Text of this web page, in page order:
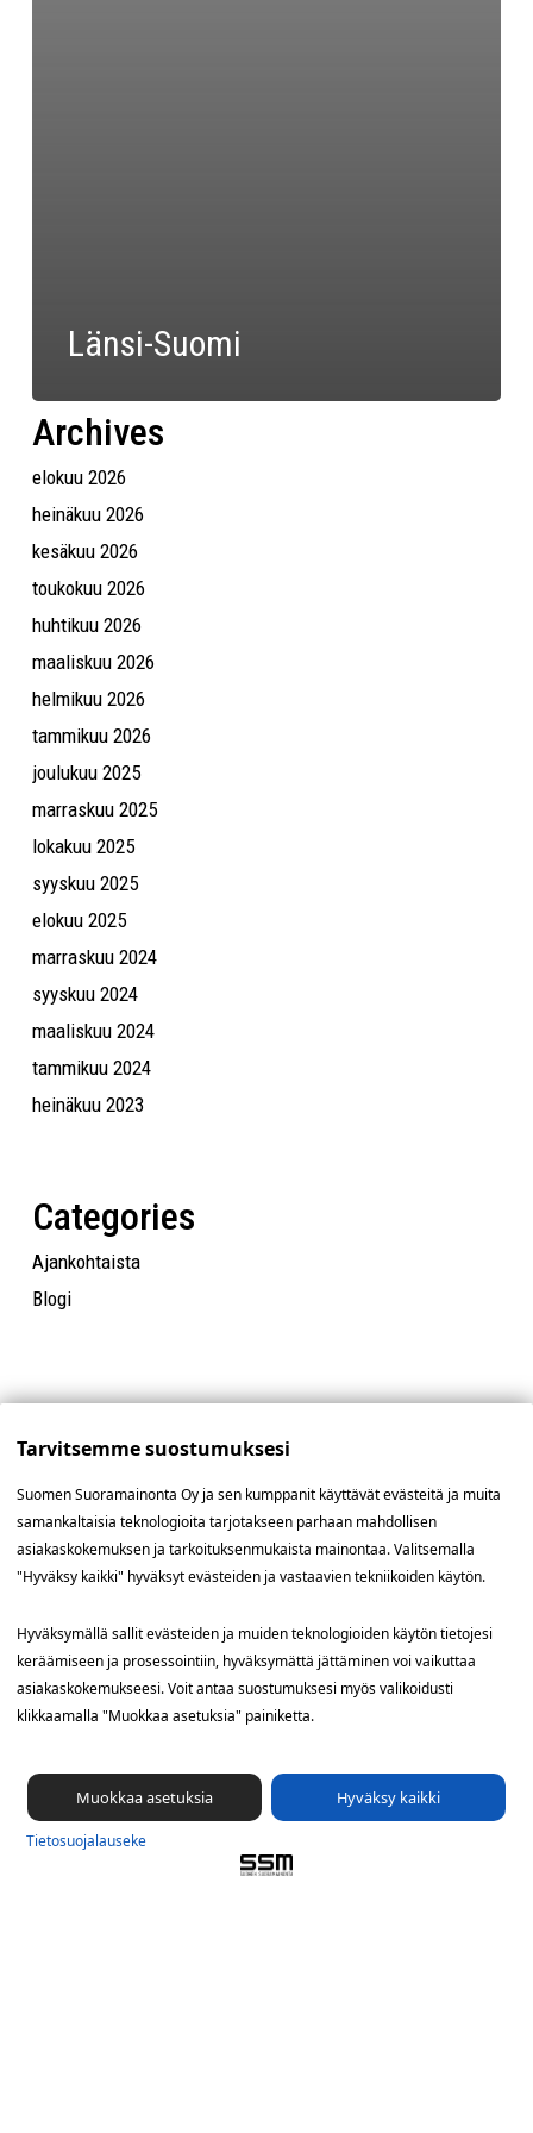
Länsi-Suomi
Archives
elokuu 2026
heinäkuu 2026
kesäkuu 2026
toukokuu 2026
huhtikuu 2026
maaliskuu 2026
helmikuu 2026
tammikuu 2026
joulukuu 2025
marraskuu 2025
lokakuu 2025
syyskuu 2025
elokuu 2025
marraskuu 2024
syyskuu 2024
maaliskuu 2024
tammikuu 2024
heinäkuu 2023
Categories
Ajankohtaista
Blogi
Yhteystiedot
SSM Suomen Suoramainonta
Sähkötie 8, 01510 Vantaa
Tietosuojalauseke
Ilmoituskanava
Tarvitsemme suostumuksesi
Suomen Suoramainonta Oy ja sen kumppanit käyttävät evästeitä ja muita
samankaltaisia teknologioita tarjotakseen parhaan mahdollisen
asiakaskokemuksen ja tarkoituksenmukaista mainontaa. Valitsemalla
"Hyväksy kaikki" hyväksyt evästeiden ja vastaavien tekniikoiden käytön.
Hyväksymällä sallit evästeiden ja muiden teknologioiden käytön tietojesi
keräämiseen ja prosessointiin, hyväksymättä jättäminen voi vaikuttaa
asiakaskokemukseesi. Voit antaa suostumuksesi myös valikoidusti
klikkaamalla "Muokkaa asetuksia" painiketta.
Tietosuoja­lauseke
Muokkaa asetuksia Hyväksy kaikki